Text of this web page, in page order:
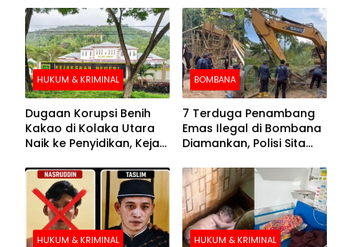
HUKUM & KRIMINAL
Dugaan Korupsi Benih
Kakao di Kolaka Utara
Naik ke Penyidikan, Kejari
BOMBANA
7 Terduga Penambang
Emas Ilegal di Bombana
Diamankan, Polisi Sita
Crusher
HUKUM & KRIMINAL HUKUM & KRIMINAL